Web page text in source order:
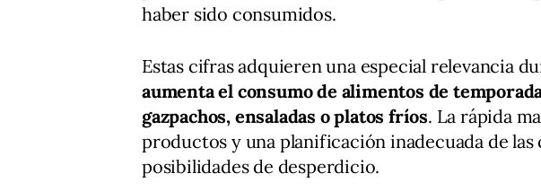
haber sido consumidos.
Estas cifras adquieren una especial relevancia
aumenta el consumo de alimentos de
gazpachos, ensaladas o platos fríos. La rápida
productos y una planificación inadecuada de
posibilidades de desperdicio.